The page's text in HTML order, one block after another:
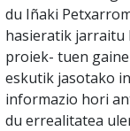
du Iñaki
hasieratik
proiek- tuen
eskutik jasotako
informazio hori
du errealitatea